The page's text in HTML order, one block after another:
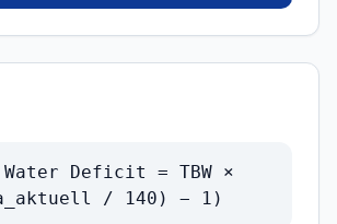
Water Deficit = TBW ×
/ 140) − 1)